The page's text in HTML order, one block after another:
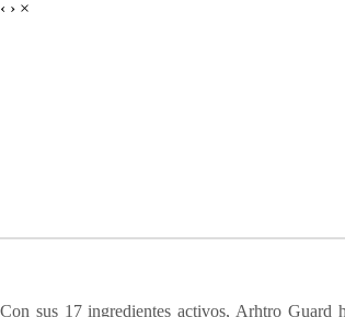
‹ › ×
Con sus 17 ingredientes activos, Arhtro Guard